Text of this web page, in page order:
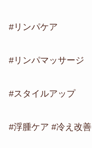
#リンパケア
#リンパマッサージ
#スタイルアップ
#浮腫ケア #冷え改善